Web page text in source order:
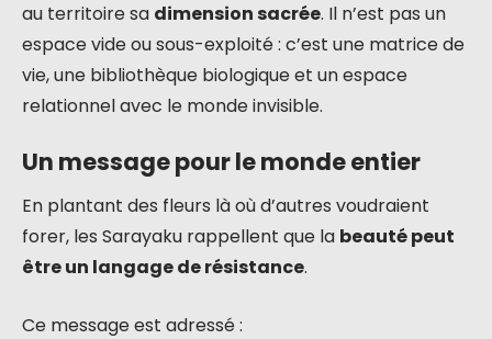
au territoire sa dimension sacrée. Il n’est pas un
espace vide ou sous-exploité : c’est une matrice de
vie, une bibliothèque biologique et un espace
relationnel avec le monde invisible.
Un message pour le monde entier
En plantant des fleurs là où d’autres voudraient
forer, les Sarayaku rappellent que la beauté peut
être un langage de résistance.
Ce message est adressé :